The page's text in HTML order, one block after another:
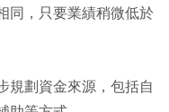
同，只要業績稍微低於
規劃資金來源，包括自